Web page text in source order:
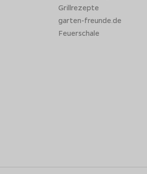
Grillrezepte
garten-freunde.de
Feuerschale